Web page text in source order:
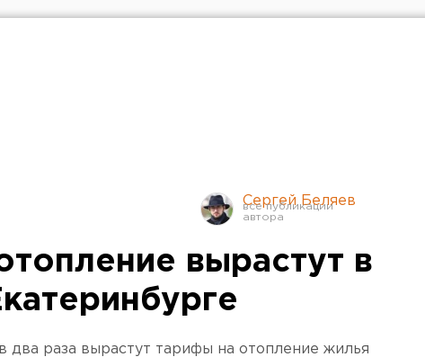
Сергей Беляев
вырастут в
два раза вырастут тарифы на отопление жилья